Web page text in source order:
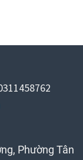
Phường Tân